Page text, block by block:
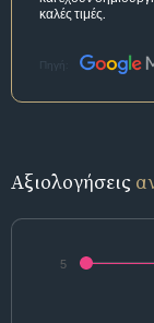
καλές τιμές.
Πηγή:
Αξιολογήσεις
5